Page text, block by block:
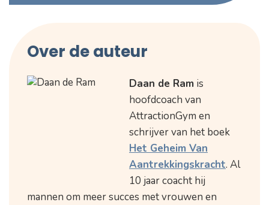
Over de auteur
Daan de Ram is
hoofdcoach van
AttractionGym en
schrijver van het boek
Het Geheim Van
Aantrekkingskracht. Al
10 jaar coacht hij
mannen om meer succes met vrouwen en